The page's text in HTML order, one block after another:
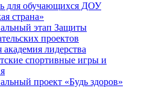
для обучающихся ДОУ
страна»
этап Защиты
проектов
академия лидерства
спортивные игры и
проект «Будь здоров»